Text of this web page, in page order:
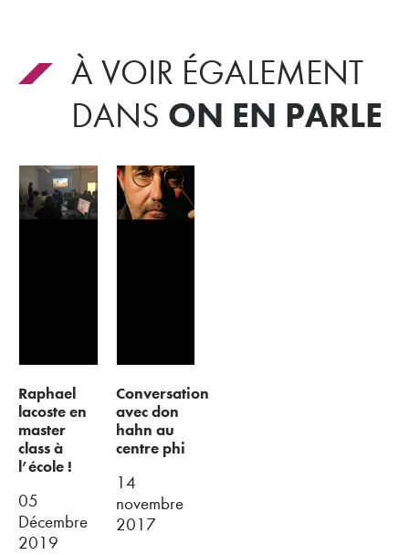
À VOIR ÉGALEMENT
DANS ON EN PARLE
raphael
lacoste en
master
class à
l’école !
05
Décembre
2019
conversation
avec don
hahn au
centre phi
14
novembre
2017